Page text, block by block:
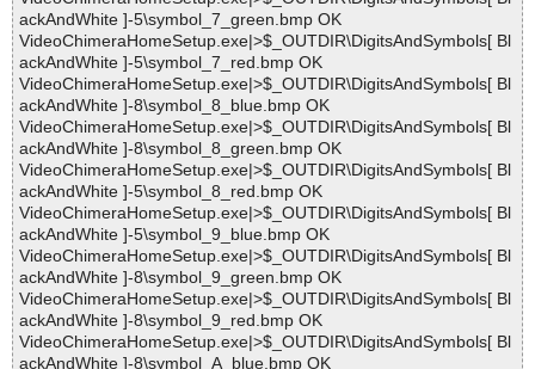
ackAndWhite ]-5\symbol_7_green.bmp OK
VideoChimeraHomeSetup.exe|>$_OUTDIR\DigitsAndSymbols[ Bl
ackAndWhite ]-5\symbol_7_red.bmp OK
VideoChimeraHomeSetup.exe|>$_OUTDIR\DigitsAndSymbols[ Bl
ackAndWhite ]-8\symbol_8_blue.bmp OK
VideoChimeraHomeSetup.exe|>$_OUTDIR\DigitsAndSymbols[ Bl
ackAndWhite ]-8\symbol_8_green.bmp OK
VideoChimeraHomeSetup.exe|>$_OUTDIR\DigitsAndSymbols[ Bl
ackAndWhite ]-5\symbol_8_red.bmp OK
VideoChimeraHomeSetup.exe|>$_OUTDIR\DigitsAndSymbols[ Bl
ackAndWhite ]-5\symbol_9_blue.bmp OK
VideoChimeraHomeSetup.exe|>$_OUTDIR\DigitsAndSymbols[ Bl
ackAndWhite ]-8\symbol_9_green.bmp OK
VideoChimeraHomeSetup.exe|>$_OUTDIR\DigitsAndSymbols[ Bl
ackAndWhite ]-8\symbol_9_red.bmp OK
VideoChimeraHomeSetup.exe|>$_OUTDIR\DigitsAndSymbols[ Bl
ackAndWhite ]-8\symbol_A_blue.bmp OK